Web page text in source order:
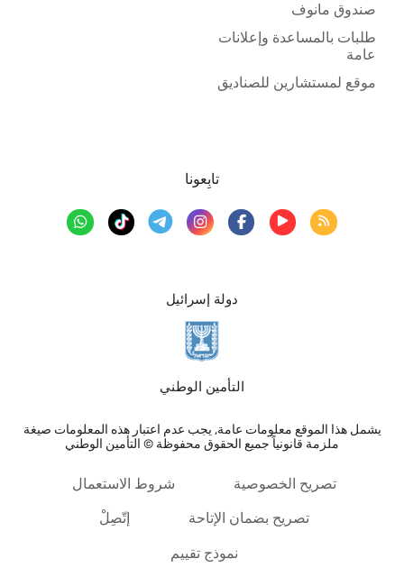
صندوق مانوف
طلبات بالمساعدة وإعلانات
عامة
موقع لمستشارين للصناديق
دولة إسرائيل
التأمين الوطني
يشمل هذا الموقع معلومات عامة, يجب عدم اعتبار هذه المعلومات صيغة
ملزمة قانونياً جميع الحقوق محفوظة © التأمين الوطني
تابِعونا
تصريح الخصوصية شروط الاستعمال
تصريح بضمان الإتاحة إتّصِلْ
نموذج تقييم